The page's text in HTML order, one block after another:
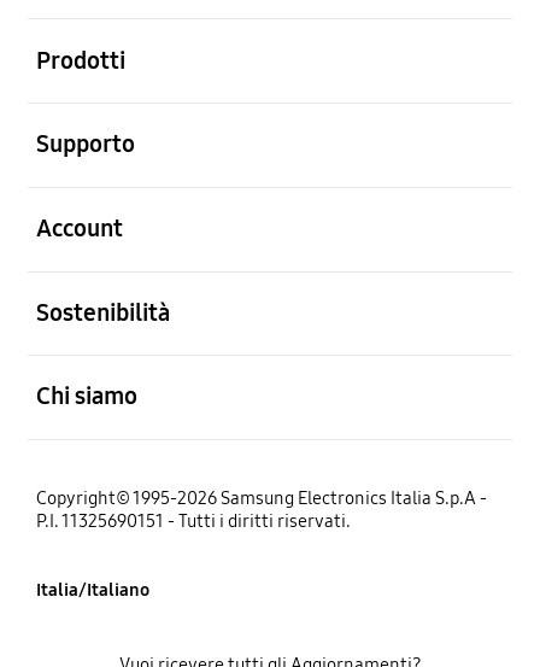
Prodotti
Supporto
Account
Sostenibilità
Chi siamo
Copyright© 1995-2026 Samsung Electronics Italia S.p.A -
P.I. 11325690151 - Tutti i diritti riservati.
Italia/Italiano